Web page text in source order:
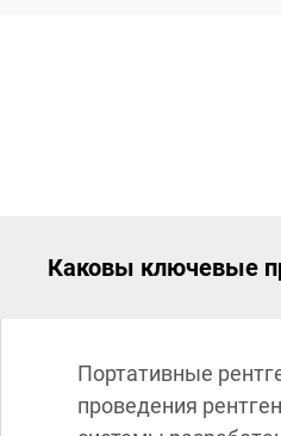
Каковы ключевые
Портативные
проведения